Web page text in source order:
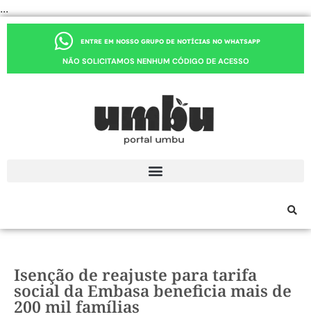
...
ENTRE EM NOSSO GRUPO DE NOTÍCIAS NO WHATSAPP
NÃO SOLICITAMOS NENHUM CÓDIGO DE ACESSO
Isenção de reajuste para tarifa
social da Embasa beneficia mais de
200 mil famílias